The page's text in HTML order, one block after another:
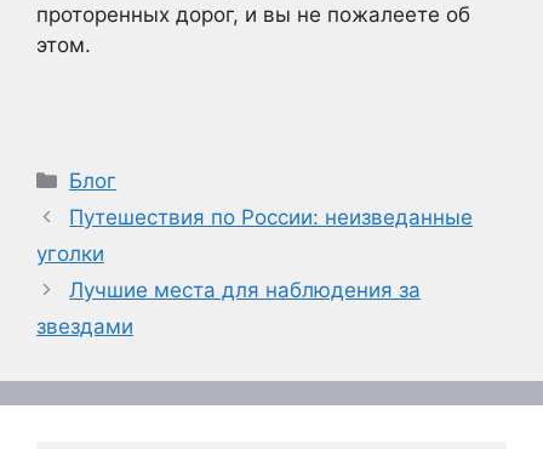
проторенных дорог, и вы не пожалеете об
этом.
Рубрики
Блог
Путешествия по России: неизведанные
уголки
Лучшие места для наблюдения за
звездами